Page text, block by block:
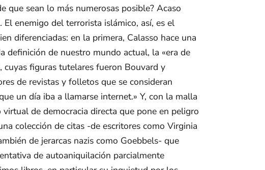
que sean lo más numerosas posible? Acaso
enemigo del terrorista islámico, así, es el
diferenciadas: en la primera, Calasso hace una
definición de nuestro mundo actual, la «era de
cuyas figuras tutelares fueron Bouvard y
de revistas y folletos que se consideran
un día iba a llamarse internet.» Y, con la malla
de democracia directa que pone en peligro
colección de citas -de escritores como Virginia
de jerarcas nazis como Goebbels- que
de autoaniquilación parcialmente